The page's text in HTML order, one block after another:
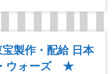
製作・配給 日本
ウォーズ ★